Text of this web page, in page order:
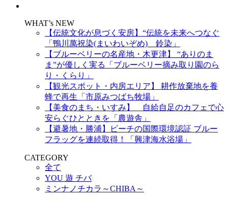
WHAT’s NEW
【伝統文化が息づく安房】“伝統を未来へつなぐ
「鴨川萬祝染(まいわいぞめ) 鈴染」
【ブルーベリーの名産地・木更津】 “ありのま
ま”が優しく実る「ブルーベリー摘み取り園のら
り・くらり」
【観光スポット・内房エリア】 耕作放棄地を養
蜂で再生「市原みつばち牧場」
【美食のまち・いすみ】 自給自足のカフェで心
安らぐひとときを「農遊舎」
【避暑地・勝浦】ビーチの国際環境認証 ブルー
フラッグを連続取得！「興津海水浴場」
CATEGORY
全て
YOU 遊 チバ
ミンナノチカラ～CHIBA～